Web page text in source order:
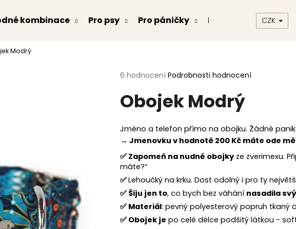
kombinace Pro psy Pro páničky Kontakt CZK
Modrý
Průměrné
produktu
je
5
hvězdiček.
6 hodnocení Podrobnosti hodnocení
Obojek Modrý
Jméno a telefon přímo na obojku. Žádné
→ Jmenovku v hodnotě 200 Kč máte ode mě
✅ Zapomeň na nudné obojky ze zverimexu.
máte?“
✅Lehoučký na krku. Dost odolný i pro ty
✅ Šiju jen to, co bych bez váhání nasadila
✅ Materiál: pevný polyesterový popruh tkaný
✅ Obojek je po celé délce podšitý látkou -
Co potřebujete najít?
HLEDAT